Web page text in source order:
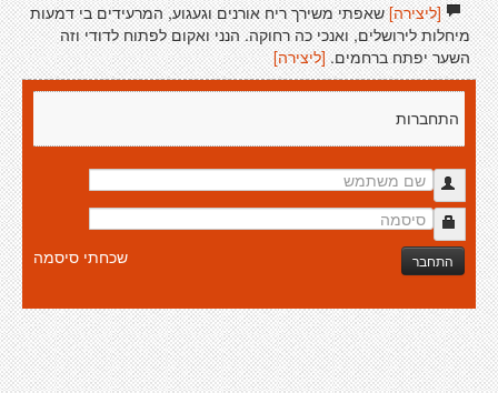
[ליצירה]שאפתי משירך ריח אורנים וגעגוע, המרעידים בי דמעות
מיחלות לירושלים, ואנכי כה רחוקה. הנני ואקום לפתוח לדודי וזה
השער יפתח ברחמים.[ליצירה]
התחברות
התחבר שכחתי סיסמה